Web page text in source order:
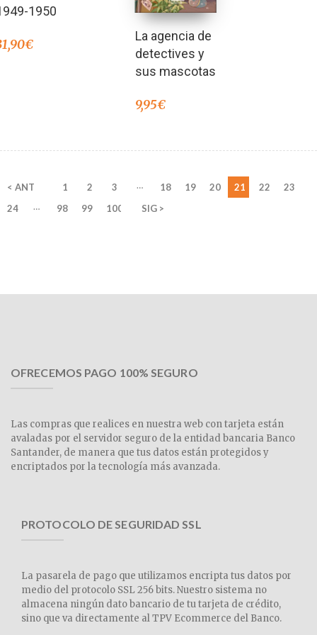
1950
€
La agencia de
detectives y
sus mascotas
9,95€
< ANT 1 2 3 … 18 19 20 21 22
23
24
… 98 99 100 SIG >
OFRECEMOS PAGO 100% SEGURO
Las compras que realices en nuestra web con tarjeta están
avaladas por el servidor seguro de la entidad bancaria Banco
Santander, de manera que tus datos están protegidos y
encriptados por la tecnología más avanzada.
PROTOCOLO DE SEGURIDAD SSL
La pasarela de pago que utilizamos encripta tus datos por
medio del protocolo SSL 256 bits. Nuestro sistema no
almacena ningún dato bancario de tu tarjeta de crédito,
sino que va directamente al TPV Ecommerce del Banco.